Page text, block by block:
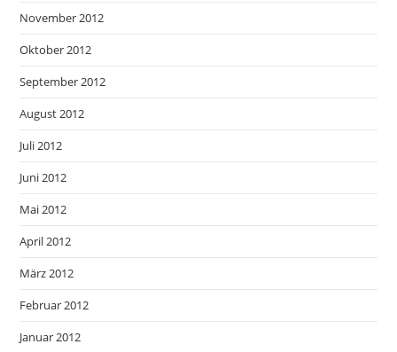
November 2012
Oktober 2012
September 2012
August 2012
Juli 2012
Juni 2012
Mai 2012
April 2012
März 2012
Februar 2012
Januar 2012